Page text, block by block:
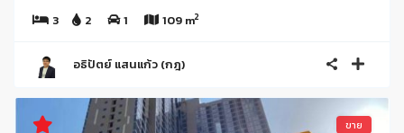
3
2 1 109 m2
อธิปัตย์ แสนแก้ว (กฎ)
ขาย